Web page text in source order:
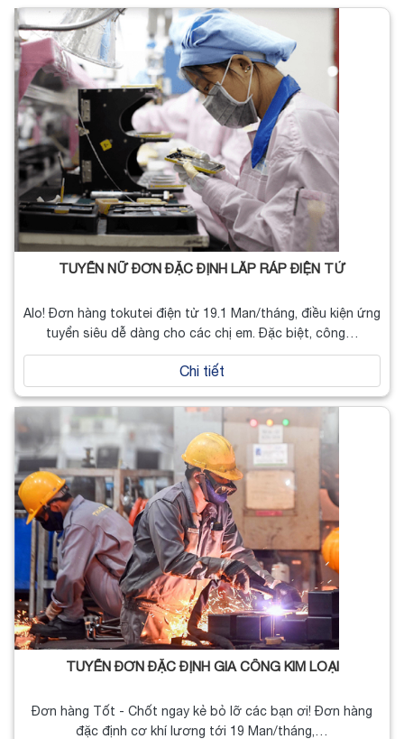
TUYỂN NỮ ĐƠN ĐẶC ĐỊNH LẮP RÁP ĐIỆN TỬ
Alo! Đơn hàng tokutei điện tử 19.1 Man/tháng, điều kiện ứng
tuyển siêu dễ dàng cho các chị em. Đặc biệt, công…
Chi tiết
TUYỂN ĐƠN ĐẶC ĐỊNH GIA CÔNG KIM LOẠI
Đơn hàng Tốt - Chốt ngay kẻ bỏ lỡ các bạn ơi! Đơn hàng
đặc định cơ khí lương tới 19 Man/tháng,…